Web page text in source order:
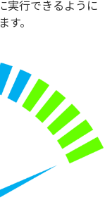
実行できるように
。